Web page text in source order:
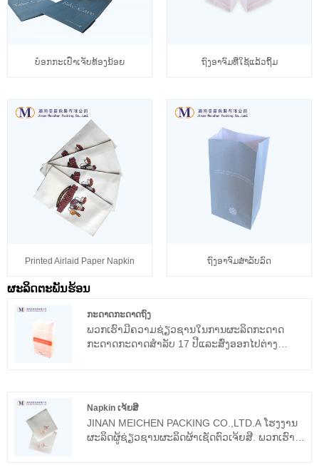
ບ໋ອກກະເປົ໋າເຈັບທ້ອງນ້ອຍ ຖົງອາຈົມທີ່ໃຊ້ແລ້ວຖິ້ມ
Printed Airlaid Paper Napkin ຖົງອາຈົມສໍາລັບລົດ
ຜະລິດຕະພັນຮ້ອນ
ກະດາດກະດາດຖົງ
ພວກເຮົາມີຄວາມຊ່ຽວຊານໃນການຜະລິດກະດາດ
ກະດາດກະດາດສໍາລັບ 17 ປີແລະສົ່ງອອກໄປຕ່າງ
ໄປ​ແລະ​ໄດ້​ຮັບ​ຄວາມ​ຫມັ້ນ​ໃຈ​ຈາກ​ລູກ​ຄ້າ​. ພວກເຮົາ
ຍິນດີຕ້ອນຮັບການເຈລະຈາວິສາຫະກິດການຄ້າຢ່າງ
ອົບອຸ່ນກັບລູກຄ້າທີ່ມີທ່າແຮງແລະຍາວນານ.
Napkin ເຈ້ຍສີ
JINAN MEICHEN PACKING CO.,LTD.A ໂຮງງານ
ຜະລິດຜູ້ຊ່ຽວຊານຜະລິດຜ້າເຊັດຕົວເຈ້ຍສີ. ພວກເຮົາ